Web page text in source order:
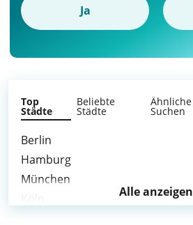
Ja
Top
Städte
Beliebte
Städte
Ähnliche
Suchen
Berlin
Hamburg
München
Alle anzeigen